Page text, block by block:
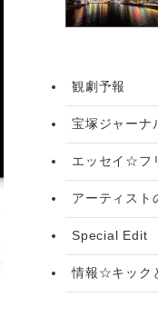
観劇予報
宝塚ジャーナ
エッセイ☆フ
アーティスト
Special Edit
情報☆キック